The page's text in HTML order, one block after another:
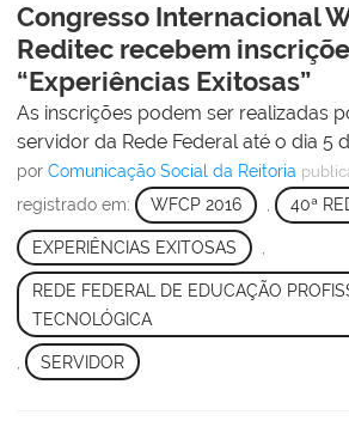
Congresso Internacional
Reditec recebem
“Experiências Exitosas”
As inscrições podem ser realizadas
servidor da Rede Federal até o dia 5
por Comunicação Social da Reitoria
registrado em: WFCP 2016 , 40ª
EXPERIÊNCIAS EXITOSAS
REDE FEDERAL DE EDUCAÇÃO
TECNOLÓGICA
SERVIDOR